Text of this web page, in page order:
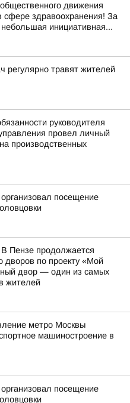
общественного движения
сфере здравоохранения! За
инициативная...
регулярно травят жителей
руководителя
провел личный
производственных
посещение
Пензе продолжается
дворов по проекту «Мой
двор — один из самых
жителей
метро Москвы
машиностроение в
посещение